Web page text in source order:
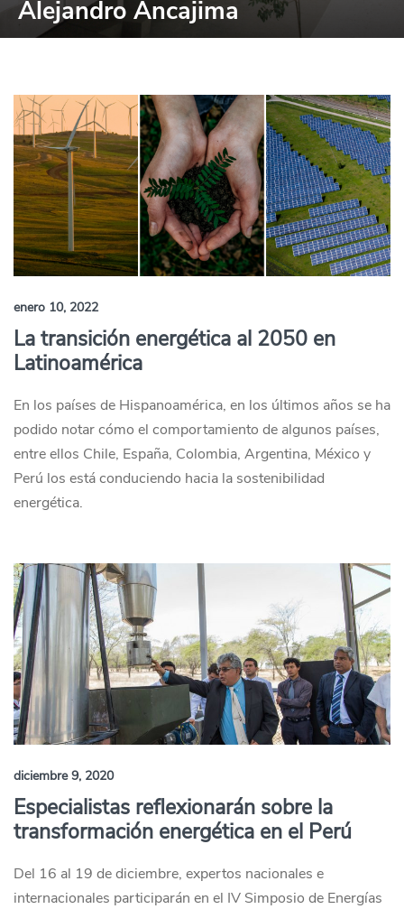
Alejandro Ancajima
enero 10, 2022
La transición energética al 2050 en
Latinoamérica
En los países de Hispanoamérica, en los últimos años se ha
podido notar cómo el comportamiento de algunos países,
entre ellos Chile, España, Colombia, Argentina, México y
Perú los está conduciendo hacia la sostenibilidad
energética.
diciembre 9, 2020
Especialistas reflexionarán sobre la
transformación energética en el Perú
Del 16 al 19 de diciembre, expertos nacionales e
internacionales participarán en el IV Simposio de Energías